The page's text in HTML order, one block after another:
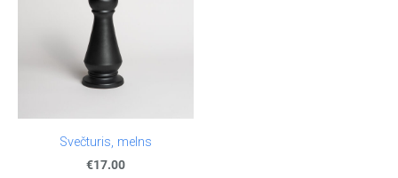
Svečturis, melns
€17.00